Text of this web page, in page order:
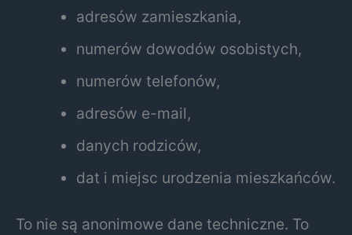
adresów zamieszkania,
numerów dowodów osobistych,
numerów telefonów,
adresów e-mail,
danych rodziców,
dat i miejsc urodzenia mieszkańców.
To nie są anonimowe dane techniczne. To